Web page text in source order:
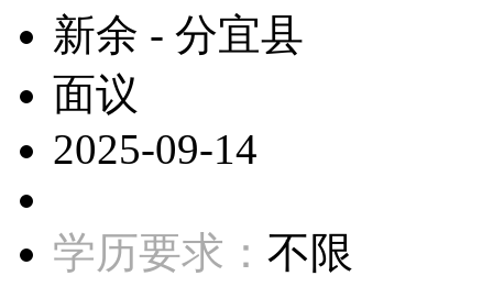
新余 - 分宜县
面议
2025-09-14
学历要求： 不限